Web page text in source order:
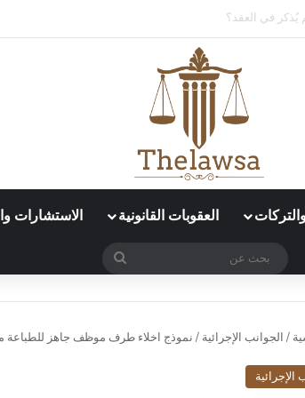
في قوى؟
العقوبات القانونية الاستشارات
بحث
/ الجوانب الإجرائية / نموذج اخلاء طرف موظف جاهز للطباعة
الإجرائية